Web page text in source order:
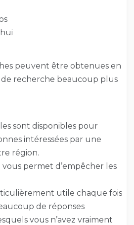
peuvent être obtenues en
recherche beaucoup plus
sont disponibles pour
intéressées par une
région.
permet d’empêcher les
utile chaque fois
de réponses
vous n’avez vraiment